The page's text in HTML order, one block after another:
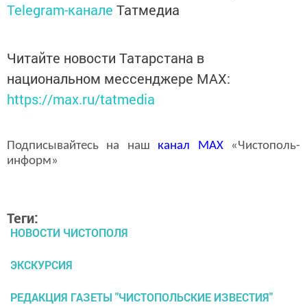
Telegram-канале Татмедиа
Читайте новости Татарстана в
национальном мессенджере MАХ:
https://max.ru/tatmedia
Подписывайтесь на наш канал MAX«Чистополь-
информ»
Теги:
НОВОСТИ ЧИСТОПОЛЯ
ЭКСКУРСИЯ
РЕДАКЦИЯ ГАЗЕТЫ "ЧИСТОПОЛЬСКИЕ ИЗВЕСТИЯ"